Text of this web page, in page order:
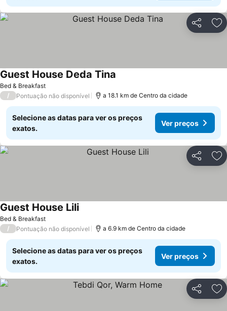
Partilhar
Bed & Breakfast
Guest House Deda Tina
/ Pontuação não disponível a 18.1 km de Centro da cidade
Selecione as datas para ver os preços
exatos.
Ver preços
Partilhar
Bed & Breakfast
Guest House LiliVer preços
/ Pontuação não disponível a 6.9 km de Centro da cidade
Selecione as datas para ver os preços
exatos.
Ver preços
Partilhar